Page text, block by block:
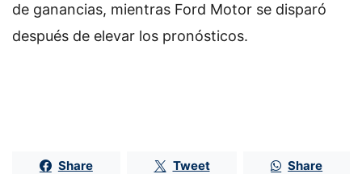
de ganancias, mientras Ford Motor se disparó
después de elevar los pronósticos.
Share Tweet Share